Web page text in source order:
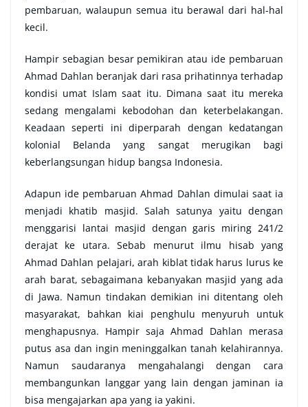
pembaruan, walaupun semua itu berawal dari hal-hal
kecil.
Hampir sebagian besar pemikiran atau ide pembaruan
Ahmad Dahlan beranjak dari rasa prihatinnya terhadap
kondisi umat Islam saat itu. Dimana saat itu mereka
sedang mengalami kebodohan dan keterbelakangan.
Keadaan seperti ini diperparah dengan kedatangan
kolonial Belanda yang sangat merugikan bagi
keberlangsungan hidup bangsa Indonesia.
Adapun ide pembaruan Ahmad Dahlan dimulai saat ia
menjadi khatib masjid. Salah satunya yaitu dengan
menggarisi lantai masjid dengan garis miring 241/2
derajat ke utara. Sebab menurut ilmu hisab yang
Ahmad Dahlan pelajari, arah kiblat tidak harus lurus ke
arah barat, sebagaimana kebanyakan masjid yang ada
di Jawa. Namun tindakan demikian ini ditentang oleh
masyarakat, bahkan kiai penghulu menyuruh untuk
menghapusnya. Hampir saja Ahmad Dahlan merasa
putus asa dan ingin meninggalkan tanah kelahirannya.
Namun saudaranya mengahalangi dengan cara
membangunkan langgar yang lain dengan jaminan ia
bisa mengajarkan apa yang ia yakini.